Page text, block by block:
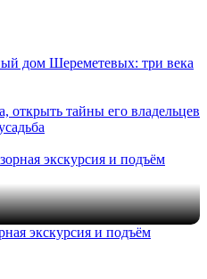
открыть тайны его владельцев
экскурсия и подъём